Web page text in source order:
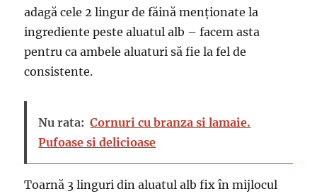
adagă cele 2 lingur de făină menționate la
ingrediente peste aluatul alb – facem asta
pentru ca ambele aluaturi să fie la fel de
consistente.
Nu rata: Cornuri cu branza si lamaie.
Pufoase si delicioase
Toarnă 3 linguri din aluatul alb fix în mijlocul